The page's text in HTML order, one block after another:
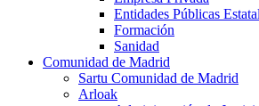
Entidades Públicas
Formación
Sanidad
Comunidad de Madrid
Sartu Comunidad de Madrid
Arloak